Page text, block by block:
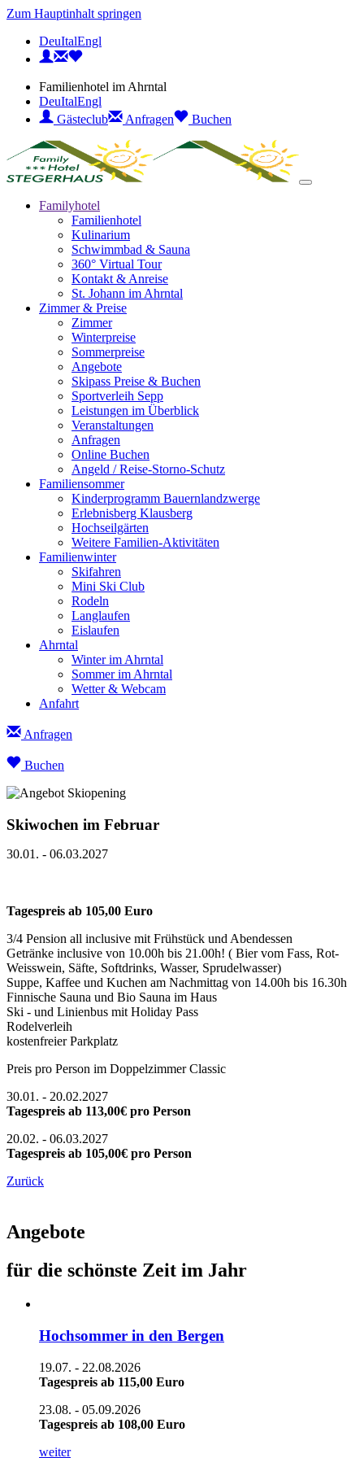
Zum Hauptinhalt springen
DeuItalEngl
Familienhotel im Ahrntal
DeuItalEngl
Gästeclub
Anfragen Buchen
Familyhotel
Familienhotel
Kulinarium
Schwimmbad & Sauna
360° Virtual Tour
Kontakt & Anreise
St. Johann im Ahrntal
Zimmer & Preise
Zimmer
Winterpreise
Sommerpreise
Angebote
Skipass Preise & Buchen
Sportverleih Sepp
Leistungen im Überblick
Veranstaltungen
Anfragen
Online Buchen
Angeld / Reise-Storno-Schutz
Familiensommer
Kinderprogramm Bauernlandzwerge
Erlebnisberg Klausberg
Hochseilgärten
Weitere Familien-Aktivitäten
Familienwinter
Skifahren
Mini Ski Club
Rodeln
Langlaufen
Eislaufen
Ahrntal
Winter im Ahrntal
Sommer im Ahrntal
Wetter & Webcam
Anfahrt
Anfragen
Buchen
Skiwochen im Februar
30.01. - 06.03.2027
Tagespreis ab 105,00 Euro
3/4 Pension all inclusive mit Frühstück und Abendessen
Getränke inclusive von 10.00h bis 21.00h! ( Bier vom Fass, Rot-
Weisswein, Säfte, Softdrinks, Wasser, Sprudelwasser)
Suppe, Kaffee und Kuchen am Nachmittag von 14.00h bis 16.30h
Finnische Sauna und Bio Sauna im Haus
Ski - und Linienbus mit Holiday Pass
Rodelverleih
kostenfreier Parkplatz
Preis pro Person im Doppelzimmer Classic
30.01. - 20.02.2027
Tagespreis ab 113,00€ pro Person
20.02. - 06.03.2027
Tagespreis ab 105,00€ pro Person
Zurück
Angebote
für die schönste Zeit im Jahr
Hochsommer in den Bergen
19.07. - 22.08.2026
Tagespreis ab 115,00 Euro
23.08. - 05.09.2026
Tagespreis ab 108,00 Euro
weiter